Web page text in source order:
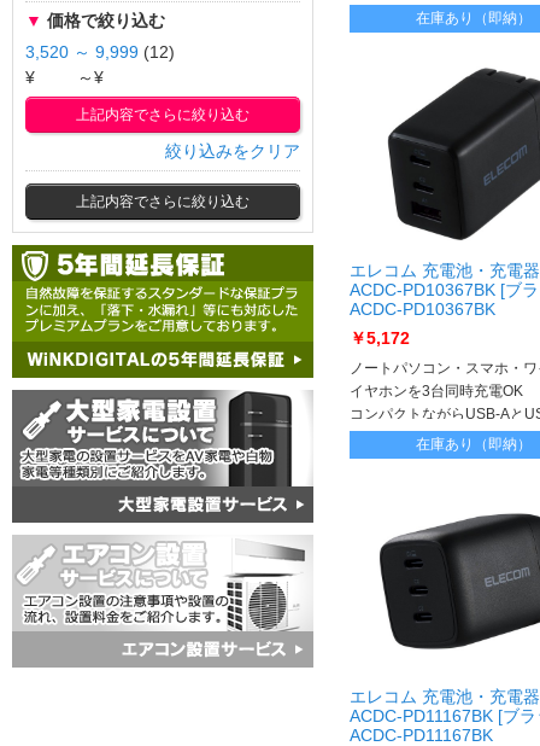
AC充電器です在庫あり（即納）
エレコム 充電池・充電器
ACDC-PD10367BK [ブ
ACDC-PD10367BK
￥5,172
ノートパソコン・スマホ・
イヤホンを3台同時充電OK
コンパクトながらUSB-Aと
C(TM)、いずれのケーブルも
るAC充電器です
在庫あり（即納）
エレコム 充電池・充電器
ACDC-PD11167BK [ブ
ACDC-PD11167BK
▼ 価格で絞り込む
3,520 ～ 9,999 (12)
¥
～¥
上記内容でさらに絞り込む
絞り込みをクリア
上記内容でさらに絞り込む